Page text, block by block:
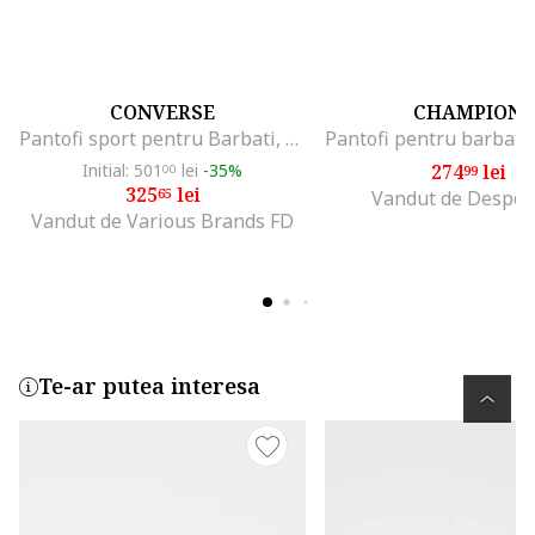
CONVERSE
Pantofi sport pentru Barbati, converse omni trainer, A13375C, Alb, Alb
Initial: 501 00 lei -35%
32565lei
Vandut de Various Brands FD
CHAMPION
27499lei
Vandut de
Te-ar putea interesa